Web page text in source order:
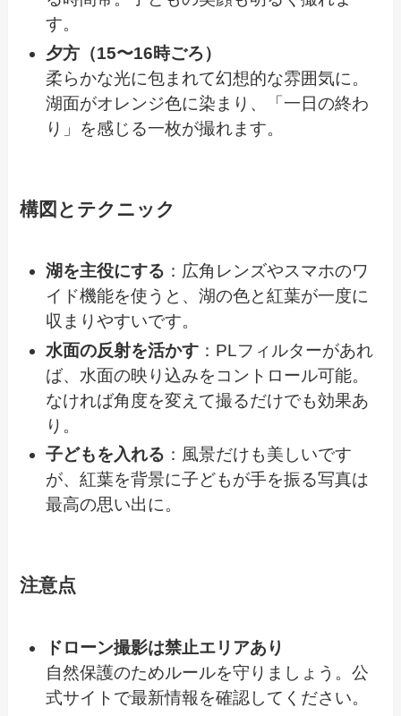
す。
夕方（15〜16時ごろ）
柔らかな光に包まれて幻想的な雰囲気に。
湖面がオレンジ色に染まり、「一日の終わ
り」を感じる一枚が撮れます。
構図とテクニック
湖を主役にする ：広角レンズやスマホのワ
イド機能を使うと、湖の色と紅葉が一度に
収まりやすいです。
水面の反射を活かす：PLフィルターがあれ
ば、水面の映り込みをコントロール可能。
なければ角度を変えて撮るだけでも効果あ
り。
子どもを入れる ：風景だけも美しいです
が、紅葉を背景に子どもが手を振る写真は
最高の思い出に。
注意点
ドローン撮影は禁止エリアあり
自然保護のためルールを守りましょう。公
式サイトで最新情報を確認してください。